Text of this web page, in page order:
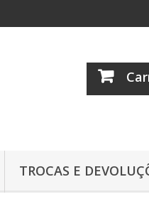
TROCAS E